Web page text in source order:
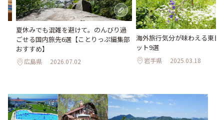
夏休みでも混雑を避けて。のんびり過
ごせる国内旅先6選【ことりっぷ編集部
おすすめ】
広島県 2026.07.02
海外旅行気分が味わえる東日
ット9選
岩手県 2025.03.18